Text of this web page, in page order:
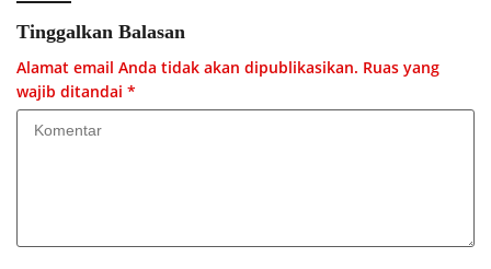
Tinggalkan Balasan
Alamat email Anda tidak akan dipublikasikan. Ruas yang
wajib ditandai *